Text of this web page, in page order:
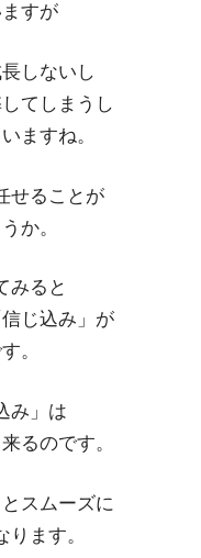
すが
しないし
てしまうし
ますね。
せることが
か。
みると
じ込み」が
。
み」は
るのです。
スムーズに
ます。